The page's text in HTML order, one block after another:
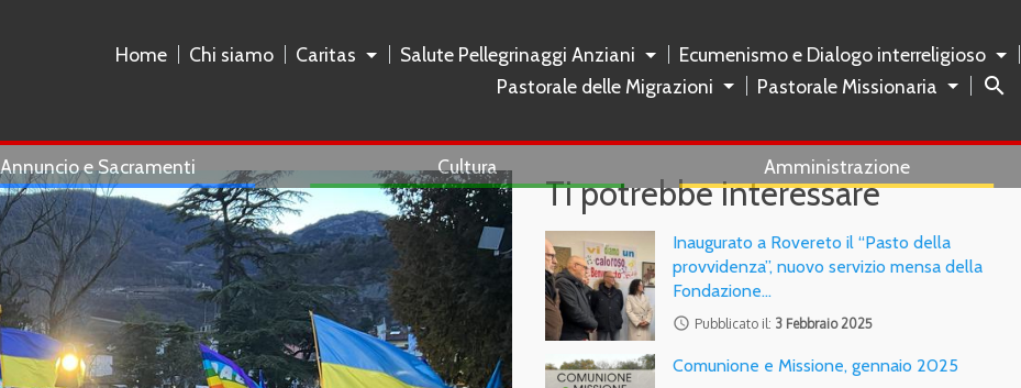
Home Chi siamo Caritas Salute Pellegrinaggi Anziani
Ecumenismo e Dialogo interreligioso
Pastorale delle Migrazioni
Pastorale Missionaria search
Annuncio e Sacramenti Cultura Amministrazione
Ti potrebbe interessare
Inaugurato a Rovereto il “Pasto della
provvidenza”, nuovo servizio mensa della
Fondazione…
access_time Pubblicato il: 3 Febbraio 2025
Comunione e Missione, gennaio 2025